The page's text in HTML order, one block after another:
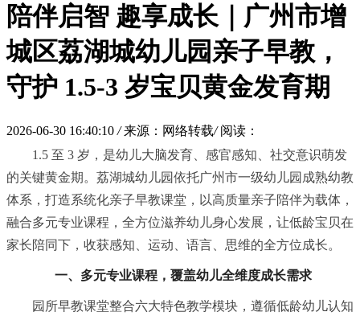
陪伴启智 趣享成长｜广州市增
城区荔湖城幼儿园亲子早教，
守护 1.5-3 岁宝贝黄金发育期
2026-06-30 16:40:10 / 来源：网络转载/ 阅读：
1.5 至 3 岁，是幼儿大脑发育、感官感知、社交意识萌发
的关键黄金期。荔湖城幼儿园依托广州市一级幼儿园成熟幼教
体系，打造系统化亲子早教课堂，以高质量亲子陪伴为载体，
融合多元专业课程，全方位滋养幼儿身心发展，让低龄宝贝在
家长陪同下，收获感知、运动、语言、思维的全方位成长。
一、 多元专业课程，覆盖幼儿全维度成长需求
园所早教课堂整合六大特色教学模块，遵循低龄幼儿认知